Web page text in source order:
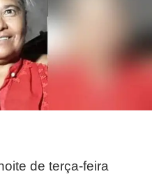
de terça-feira